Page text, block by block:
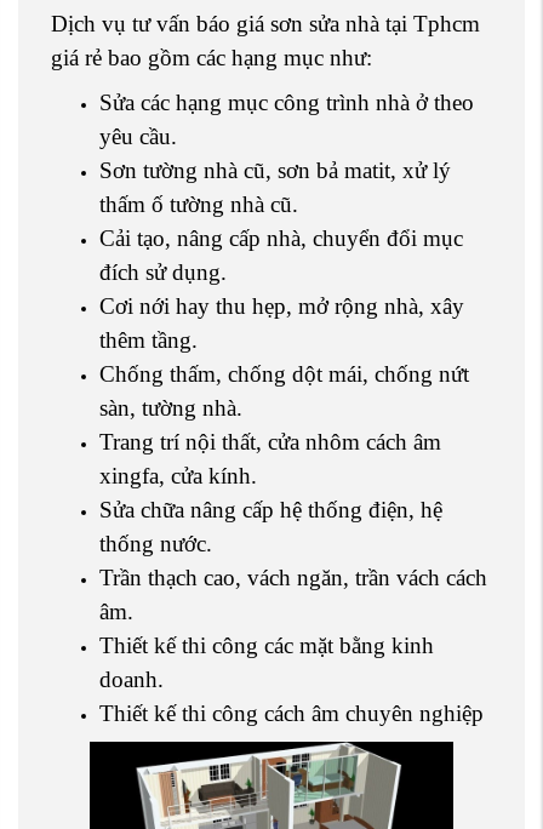
Dịch vụ tư vấn báo giá sơn sửa nhà tại Tphcm
giá rẻ bao gồm các hạng mục như:
Sửa các hạng mục công trình nhà ở theo
yêu cầu.
Sơn tường nhà cũ, sơn bả matit, xử lý
thấm ố tường nhà cũ.
Cải tạo, nâng cấp nhà, chuyển đổi mục
đích sử dụng.
Cơi nới hay thu hẹp, mở rộng nhà, xây
thêm tầng.
Chống thấm, chống dột mái, chống nứt
sàn, tường nhà.
Trang trí nội thất, cửa nhôm cách âm
xingfa, cửa kính.
Sửa chữa nâng cấp hệ thống điện, hệ
thống nước.
Trần thạch cao, vách ngăn, trần vách cách
âm.
Thiết kế thi công các mặt bằng kinh
doanh.
Thiết kế thi công cách âm chuyên nghiệp